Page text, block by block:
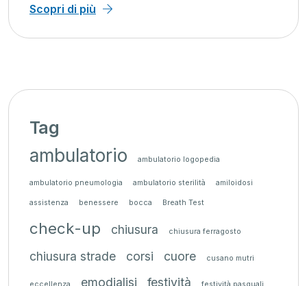
Scopri di più
Tag
ambulatorio ambulatorio logopedia
ambulatorio pneumologia ambulatorio sterilità amiloidosi
assistenza benessere bocca Breath Test
check-up chiusura chiusura ferragosto
chiusura strade corsi cuore cusano mutri
eccellenza emodialisi festività festività pasquali